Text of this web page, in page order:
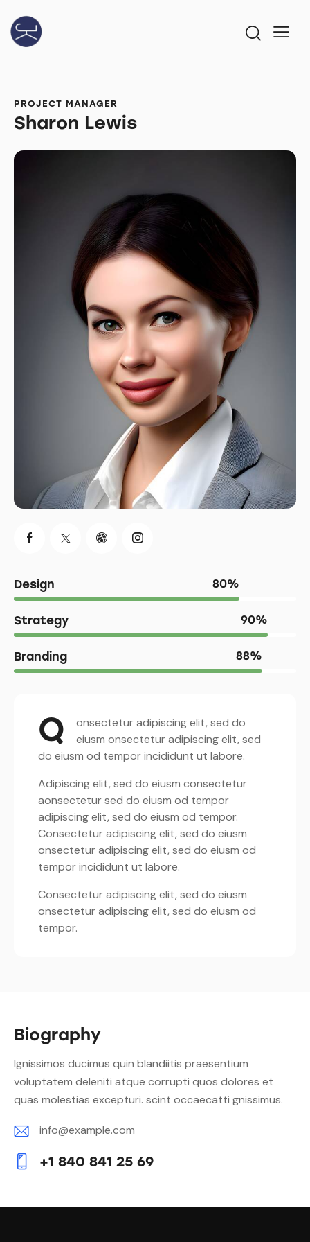
PROJECT MANAGER
Sharon Lewis
Design 80%
Strategy 90%
Branding 88%
Q
onsectetur adipiscing elit, sed do
eiusm onsectetur adipiscing elit, sed
do eiusm od tempor incididunt ut labore.
Adipiscing elit, sed do eiusm consectetur
aonsectetur sed do eiusm od tempor
adipiscing elit, sed do eiusm od tempor.
Consectetur adipiscing elit, sed do eiusm
onsectetur adipiscing elit, sed do eiusm od
tempor incididunt ut labore.
Consectetur adipiscing elit, sed do eiusm
onsectetur adipiscing elit, sed do eiusm od
tempor.
Biography
Ignissimos ducimus quin blandiitis praesentium
voluptatem deleniti atque corrupti quos dolores et
quas molestias excepturi. scint occaecatti gnissimus.
E-
m
info@example.com
+1 840 841 25 69